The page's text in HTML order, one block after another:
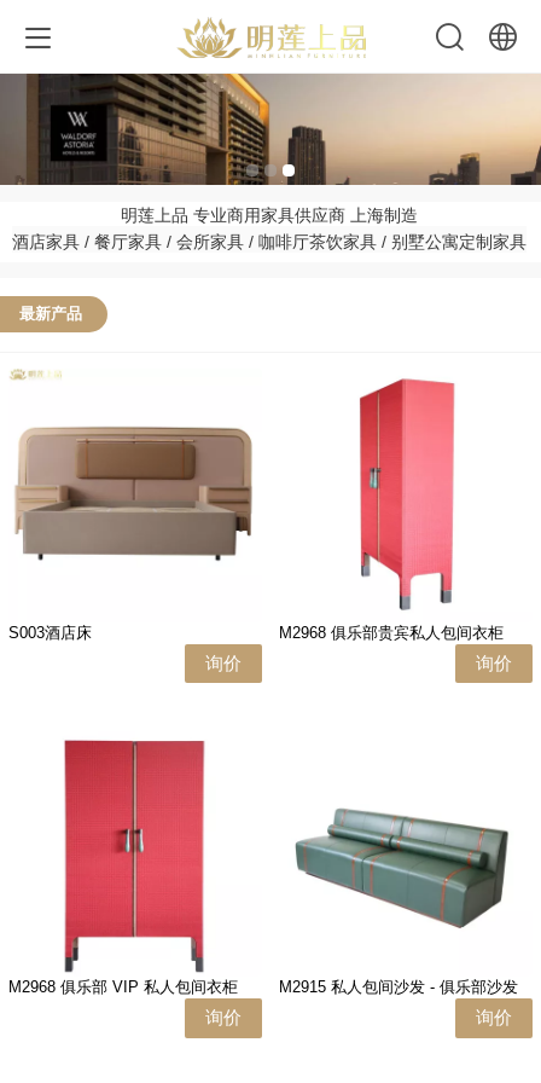
English
明莲上品 专业商用家具供应商 上海制造
酒店家具 / 餐厅家具 / 会所家具 / 咖啡厅茶饮家具 / 别墅公寓定制家具
最新产品
S003酒店床
询价
M2968 俱乐部贵宾私人包间衣柜
询价
M2968 俱乐部 VIP 私人包间衣柜
询价
M2915 私人包间沙发 - 俱乐部沙发
询价